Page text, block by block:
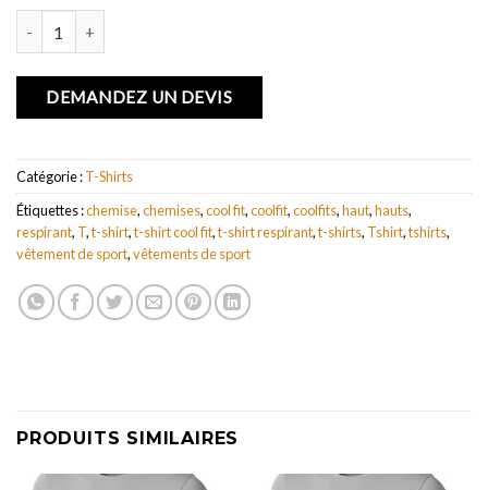
DEMANDEZ UN DEVIS
Catégorie :T-Shirts
Étiquettes :chemise,chemises,cool fit,coolfit,coolfits,haut,hauts,
respirant, T,t-shirt,t-shirt cool fit,t-shirt respirant,t-shirts, Tshirt,tshirts,
vêtement de sport,vêtements de sport
PRODUITS SIMILAIRES